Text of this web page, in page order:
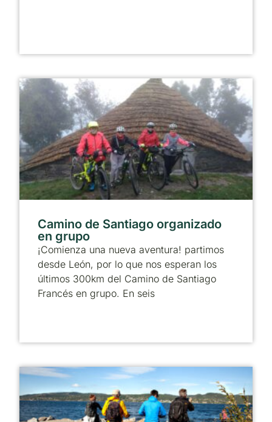
Camino de Santiago organizado
en grupo
¡Comienza una nueva aventura! partimos
desde León, por lo que nos esperan los
últimos 300km del Camino de Santiago
Francés en grupo. En seis